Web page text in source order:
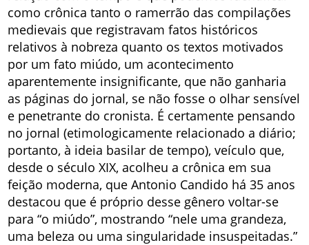
como crônica tanto o ramerrão das compilações
medievais que registravam fatos históricos
relativos à nobreza quanto os textos motivados
por um fato miúdo, um acontecimento
aparentemente insignificante, que não ganharia
as páginas do jornal, se não fosse o olhar sensível
e penetrante do cronista. É certamente pensando
no jornal (etimologicamente relacionado a diário;
portanto, à ideia basilar de tempo), veículo que,
desde o século XIX, acolheu a crônica em sua
feição moderna, que Antonio Candido há 35 anos
destacou que é próprio desse gênero voltar-se
para “o miúdo”, mostrando “nele uma grandeza,
uma beleza ou uma singularidade insuspeitadas.”